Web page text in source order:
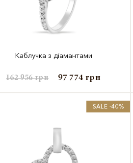
Каблучка з діамантами
162 956грн 97 774 грн
SALE -40%